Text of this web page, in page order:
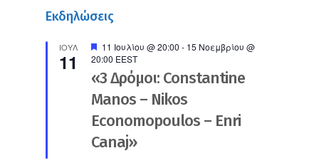
Εκδηλώσεις
ΙΟΎΛ
11
Προτεινόμενο
11 Ιουλίου @ 20:00 - 15 Νοεμβρίου @
20:00 EEST
«3 Δρόμοι: Constantine
Manos – Nikos
Economopoulos – Enri
Canaj»